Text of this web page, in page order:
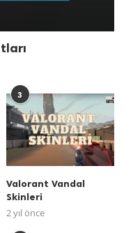
3
Valorant Vandal
Skinleri
2 yıl önce